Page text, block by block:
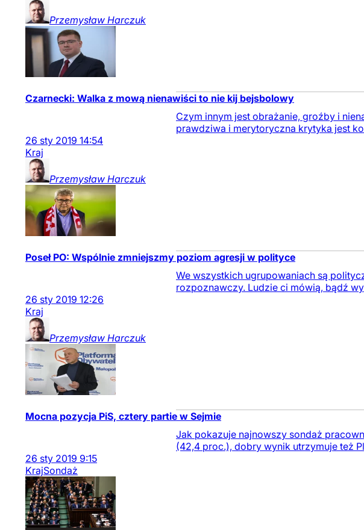
Przemysław Harczuk
Czarnecki: Walka z mową nienawiści to nie kij bejsbolowy
Czym innym jest obrażanie, groźby i
prawdziwa i merytoryczna krytyka jest
26 sty 2019 14:54
Kraj
Przemysław Harczuk
Poseł PO: Wspólnie zmniejszmy poziom agresji w polityce
We wszystkich ugrupowaniach są
rozpoznawczy. Ludzie ci mówią, bądź
26 sty 2019 12:26
Kraj
Przemysław Harczuk
Mocna pozycja PiS, cztery partie w Sejmie
Jak pokazuje najnowszy sondaż
(42,4 proc.), dobry wynik utrzymuje też
26 sty 2019 9:15
KrajSondaż